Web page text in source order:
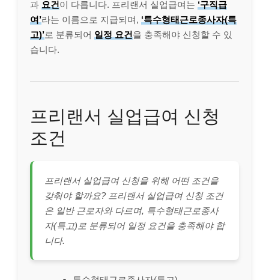
과 요건이 다릅니다. 프리랜서 실업급여는 ‘구직급
여’라는 이름으로 지급되며, ‘특수형태근로종사자(특
고)’로 분류되어 일정 요건을 충족해야 신청할 수 있
습니다.
프리랜서 실업급여 신청
조건
프리랜서 실업급여 신청을 위해 어떤 조건을
갖춰야 할까요? 프리랜서 실업급여 신청 조건
은 일반 근로자와 다르며, 특수형태근로종사
자(특고)로 분류되어 일정 요건을 충족해야 합
니다.